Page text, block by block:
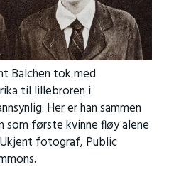
Balchen tok med
til lillebroren i
Her er han sammen
som første kvinne fløy alene
fotograf, Public